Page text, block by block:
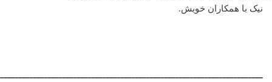
نیک با همکاران خویش.